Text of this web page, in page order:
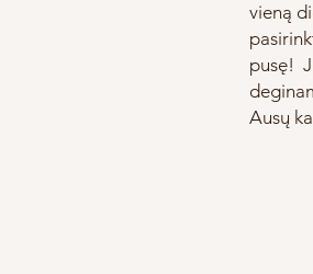
vieną
pusę!
Ausų